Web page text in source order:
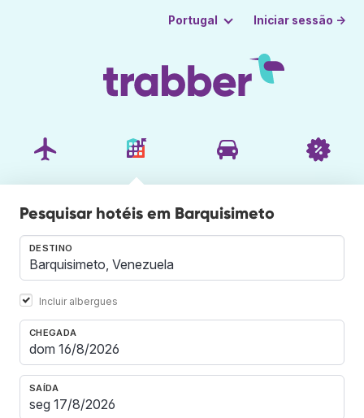
Portugal Iniciar sessão →
Pesquisar hotéis em Barquisimeto
DESTINO
Incluir albergues
CHEGADA
SAÍDA